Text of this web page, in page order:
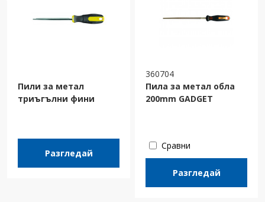
Пили за метал
триъгълни фини
Разгледай
360704
Пила за метал обла
200mm GADGET
Сравни
Разгледай